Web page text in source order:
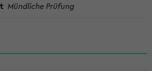
Mündliche Prüfung